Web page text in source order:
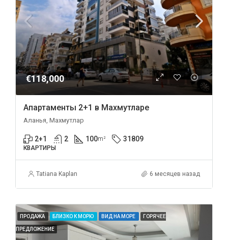
€118,000
Апартаменты 2+1 в Махмутларе
Аланья, Махмутлар
2+1 2 100m² 31809
КВАРТИРЫ
Tatiana Kaplan 6 месяцев назад
ПРОДАЖА БЛИЗКО К МОРЮ ВИД НА МОРЕ ГОРЯЧЕЕ
ПРЕДЛОЖЕНИЕ